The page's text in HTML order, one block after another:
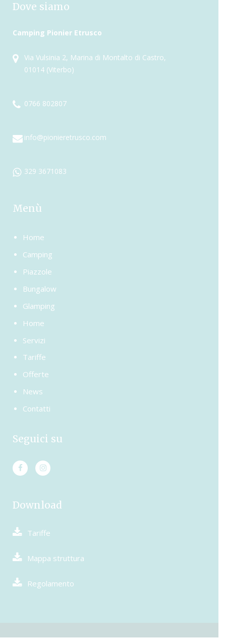
Dove siamo
Camping Pionier Etrusco
Via Vulsinia 2, Marina di Montalto di Castro,
01014 (Viterbo)
0766 802807
info@pionieretrusco.com
329 3671083
Menù
Home
Camping
Piazzole
Bungalow
Glamping
Home
Servizi
Tariffe
Offerte
News
Contatti
Seguici su
Download
Tariffe
Mappa struttura
Regolamento